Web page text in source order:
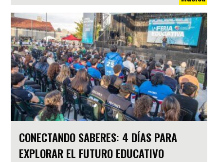
CONECTANDO SABERES: 4 DÍAS PARA
EXPLORAR EL FUTURO EDUCATIVO